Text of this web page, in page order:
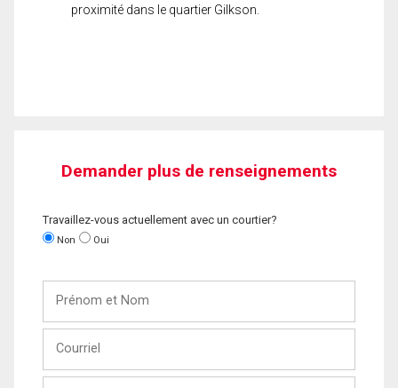
proximité dans le quartier Gilkson.
Demander plus de renseignements
Travaillez-vous actuellement avec un courtier?
Non Oui
Nom